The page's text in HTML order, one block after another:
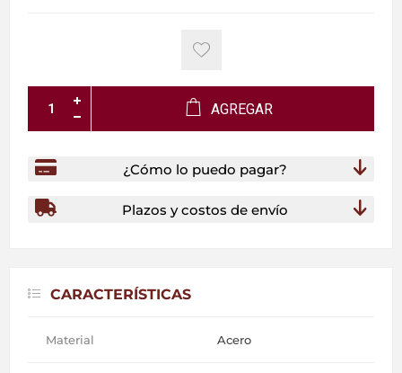
AGREGAR
¿Cómo lo puedo pagar?
Plazos y costos de envío
CARACTERÍSTICAS
Material Acero